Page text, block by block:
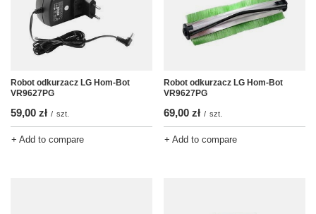
Robot odkurzacz LG Hom-Bot
VR9627PG
59,00 zł / szt.
+ Add to compare
Robot odkurzacz LG Hom-Bot
VR9627PG
69,00 zł / szt.
+ Add to compare